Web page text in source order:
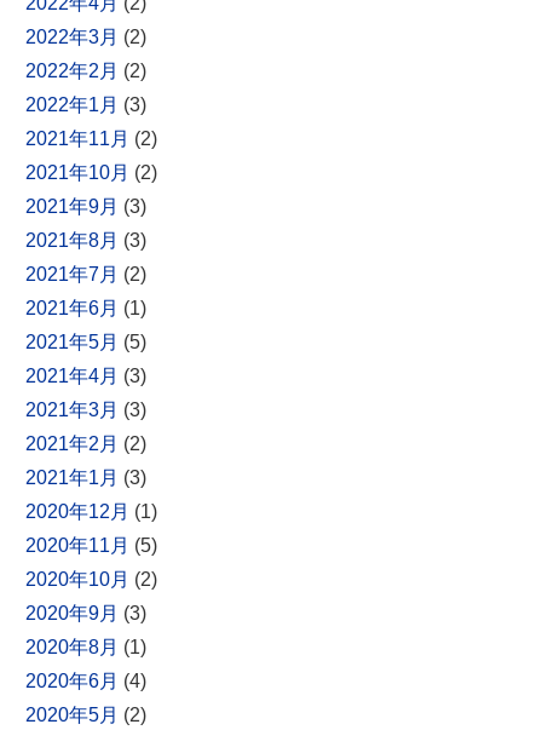
2022年3月 (2)
2022年2月 (2)
2022年1月 (3)
2021年11月 (2)
2021年10月 (2)
2021年9月 (3)
2021年8月 (3)
2021年7月 (2)
2021年6月 (1)
2021年5月 (5)
2021年4月 (3)
2021年3月 (3)
2021年2月 (2)
2021年1月 (3)
2020年12月 (1)
2020年11月 (5)
2020年10月 (2)
2020年9月 (3)
2020年8月 (1)
2020年6月 (4)
2020年5月 (2)